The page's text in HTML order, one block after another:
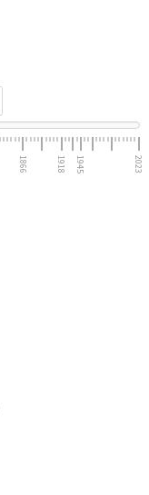
1866 1918 1945 2023